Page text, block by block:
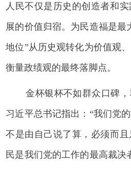
人民不仅是历史的创造者和
展的价值归宿。为民造福是最
地位”从历史观转化为价值观
衡量政绩观的最终落脚点。
金杯银杯不如群众口碑，
习近平总书记指出：“我们党
不是由自己说了算，必须而
民是我们党的工作的最高裁决